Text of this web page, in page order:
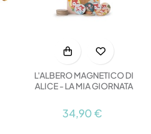
L'ALBERO MAGNETICO DI
ALICE - LA MIA GIORNATA
34,90 €